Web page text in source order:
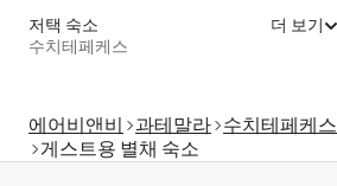
저택 숙소
수치테페케스
더 보기
에어비앤비 과테말라 수치테페케스
게스트용 별채 숙소